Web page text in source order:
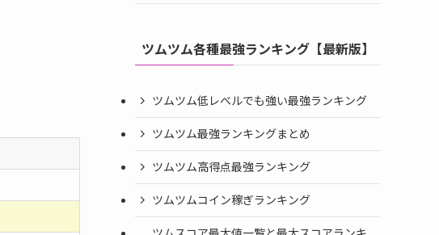
ツムツム各種最強ランキング【最新版】
ツムツム低レベルでも強い最強ランキング
ツムツム最強ランキングまとめ
ツムツム高得点最強ランキング
ツムツムコイン稼ぎランキング